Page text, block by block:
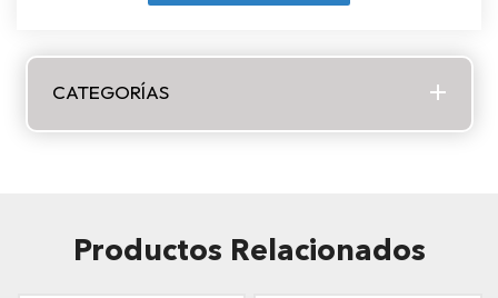
CATEGORÍAS
Productos Relacionados